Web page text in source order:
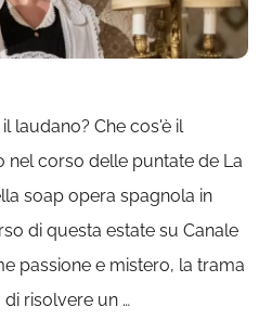
laudano? Che cos'è il
nel corso delle puntate de La
soap opera spagnola in
di questa estate su Canale
passione e mistero, la trama
risolvere un …